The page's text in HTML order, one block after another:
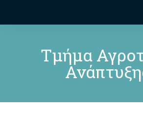
Τμήμα